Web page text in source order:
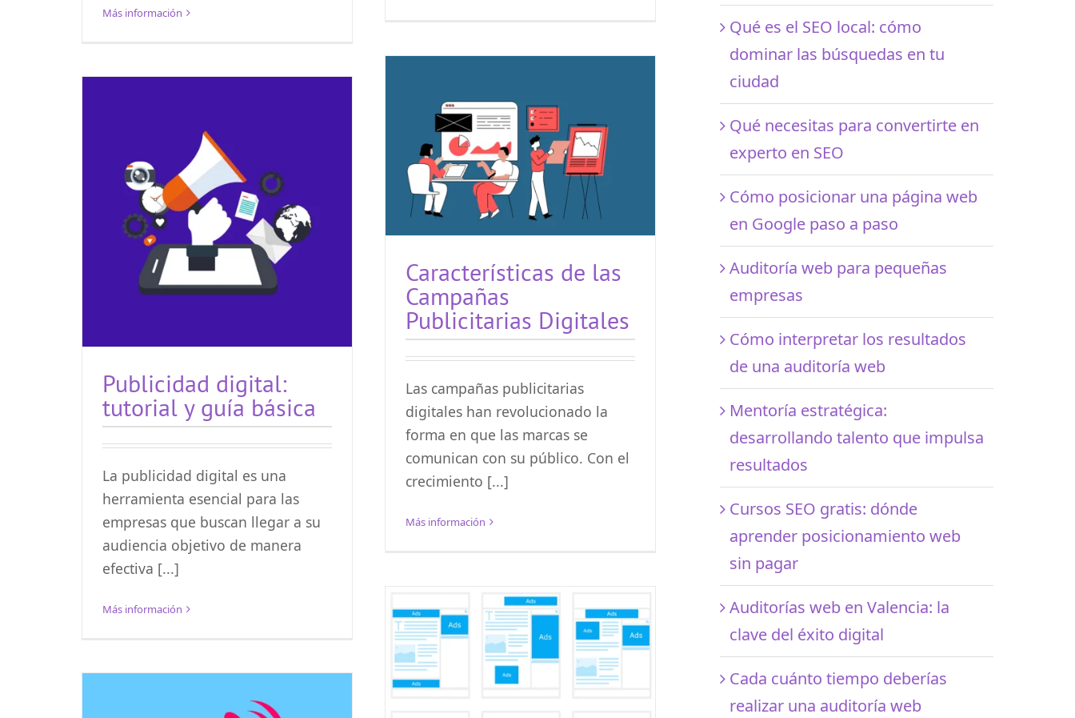
Más información
Características de las
Campañas
Publicitarias Digitales
Las campañas publicitarias
digitales han revolucionado la
forma en que las marcas se
comunican con su público. Con el
crecimiento [...]
Más información
Publicidad digital:
tutorial y guía básica
La publicidad digital es una
herramienta esencial para las
empresas que buscan llegar a su
audiencia objetivo de manera
efectiva [...]
Más información
Qué es el SEO local: cómo
dominar las búsquedas en tu
ciudad
Qué necesitas para convertirte en
experto en SEO
Cómo posicionar una página web
en Google paso a paso
Auditoría web para pequeñas
empresas
Cómo interpretar los resultados
de una auditoría web
Mentoría estratégica:
desarrollando talento que impulsa
resultados
Cursos SEO gratis: dónde
aprender posicionamiento web
sin pagar
Auditorías web en Valencia: la
clave del éxito digital
Cada cuánto tiempo deberías
realizar una auditoría web